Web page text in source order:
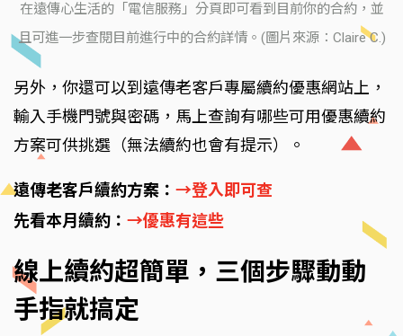
在遠傳心生活的「電信服務」分頁即可看到目前你的合約，並
且可進一步查閱目前進行中的合約詳情。(圖片來源：Claire C.)
另外，你還可以到遠傳老客戶專屬續約優惠網站上，
輸入手機門號與密碼，馬上查詢有哪些可用優惠續約
方案可供挑選（無法續約也會有提示）。
遠傳老客戶續約方案： →登入即可查
先看本月續約： →優惠有這些
線上續約超簡單，三個步驟動動
手指就搞定